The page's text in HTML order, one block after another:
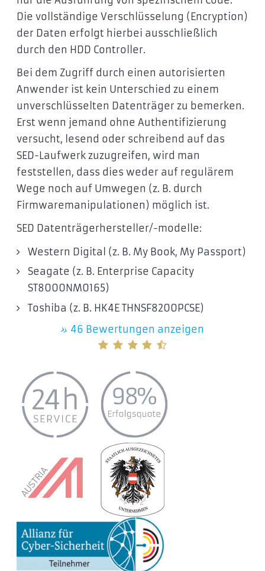
Die vollständige Verschlüsselung (Encryption)
der Daten erfolgt hierbei ausschließlich
durch den HDD Controller.
Bei dem Zugriff durch einen autorisierten
Anwender ist kein Unterschied zu einem
unverschlüsselten Datenträger zu bemerken.
Erst wenn jemand ohne Authentifizierung
versucht, lesend oder schreibend auf das
SED-Laufwerk zuzugreifen, wird man
feststellen, dass dies weder auf regulärem
Wege noch auf Umwegen (z. B. durch
Firmwaremanipulationen) möglich ist.
SED Datenträgerhersteller/-modelle:
Western Digital (z. B. My Book, My Passport)
Seagate (z. B. Enterprise Capacity
ST8000NM0165)
Toshiba (z. B. HK4E THNSF8200PCSE)
» 46 Bewertungen anzeigen